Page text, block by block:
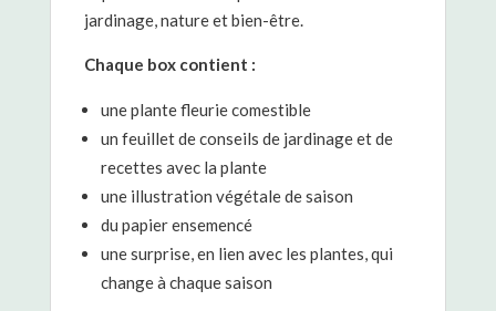
jardinage, nature et bien-être.
Chaque box contient :
une plante fleurie comestible
un feuillet de conseils de jardinage et de
recettes avec la plante
une illustration végétale de saison
du papier ensemencé
une surprise, en lien avec les plantes, qui
change à chaque saison